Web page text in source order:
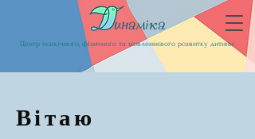
Центр психічного, фізичного та мовленнєвого розвитку дитини
Вітаю